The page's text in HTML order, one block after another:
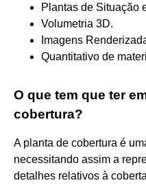
Plantas de Situação
Volumetria 3D.
Imagens
Quantitativo de
O que tem que ter
cobertura?
A planta de cobertura é
necessitando assim a
detalhes relativos à